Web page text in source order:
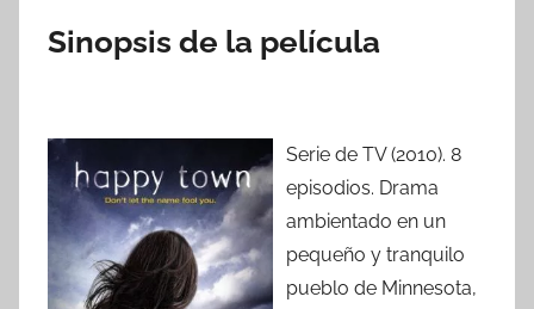
r
Sinopsis de la película
Serie de TV (2010). 8
episodios. Drama
ambientado en un
pequeño y tranquilo
pueblo de Minnesota,